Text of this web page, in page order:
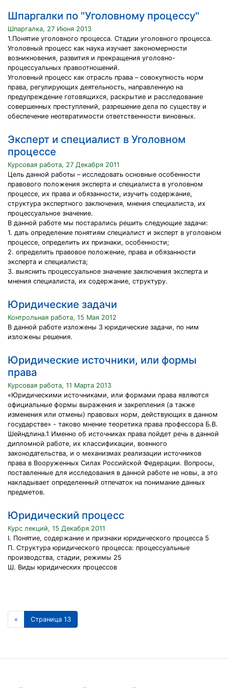
Шпаргалки по "Уголовному процессу"
Шпаргалка, 27 Июня 2013
1.Понятие уголовного процесса. Стадии уголовного процесса.
Уголовный процесс как наука изучает закономерности
возникновения, развития и прекращения уголовно-
процессуальных правоотношений.
Уголовный процесс как отрасль права – совокупность норм
права, регулирующих деятельность, направленную на
предупреждение готовящихся, раскрытие и расследование
совершенных преступлений, разрешение дела по существу и
обеспечение неотвратимости ответственности виновных.
Эксперт и специалист в Уголовном
процессе
Курсовая работа, 27 Декабря 2011
Цель данной работы – исследовать основные особенности
правового положения эксперта и специалиста в уголовном
процессе, их права и обязанности, изучить содержание,
структура экспертного заключения, мнения специалиста, их
процессуальное значение.
В данной работе мы постарались решить следующие задачи:
1. дать определение понятиям специалист и эксперт в уголовном
процессе, определить их признаки, особенности;
2. определить правовое положение, права и обязанности
эксперта и специалиста;
3. выяснить процессуальное значение заключения эксперта и
мнения специалиста, их содержание, структуру.
Юридические задачи
Контрольная работа, 15 Мая 2012
В данной работе изложены 3 юридические задачи, по ним
изложены решения.
Юридические источники, или формы
права
Курсовая работа, 11 Марта 2013
«Юридическими источниками, или формами права являются
официальные формы выражения и закрепления (а также
изменения или отмены) правовых норм, действующих в данном
государстве» - таково мнение теоретика права профессора Б.В.
Шейндлина.1 Именно об источниках права пойдет речь в данной
дипломной работе, их классификации, военного
законодательства, и о механизмах реализации источников
права в Вооруженных Силах Российской Федерации. Вопросы,
поставленные для исследования в данной работе не новы, а это
накладывает определенный отпечаток на понимание данных
предметов.
Юридический процесс
Курс лекций, 15 Декабря 2011
I. Понятие, содержание и признаки юридического процесса 5
П. Структура юридического процесса: процессуальные
производства, стадии, режимы 25
Ш. Виды юридических процессов
« Страница 13